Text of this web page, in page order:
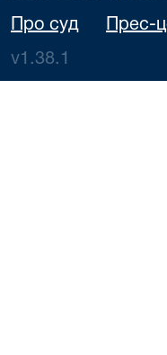
Про суд Прес-
v1.38.1